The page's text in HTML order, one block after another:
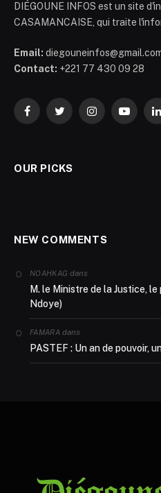
DIÉGOUNE INFOS est un site
CASAMANCAISE, qui traite
Email:
Contact: +221 77 430 09 28
FacebookTwitterInstagramYouTube
OUR PICKS
NEW COMMENTS
NOAHKAG dans
M. le Ministre de la Justice,
Ndoye)
FAMARAdans
PASTEF : Un an de pouvoir,